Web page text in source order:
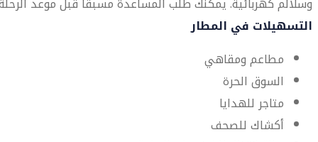
التسهيلات في المطار
مطاعم ومقاهي
السوق الحرة
متاجر للهدايا
أكشاك للصحف